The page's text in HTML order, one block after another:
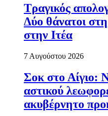
Τραγικός
Δύο θάνατοι
στην Ιτέα
7 Αυγούστου 2026
Σοκ στο Αίγιο:
αστικού
ακυβέρνητο